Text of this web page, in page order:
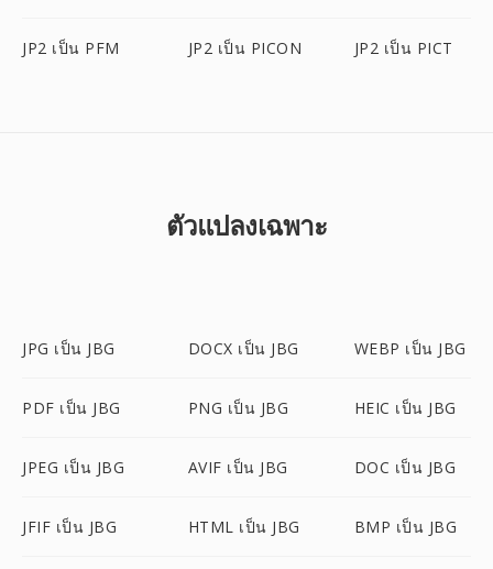
JP2 เป็น PFM JP2 เป็น PICON JP2 เป็น PICT
ตัวแปลงเฉพาะ
JPG เป็น JBG DOCX เป็น JBG WEBP เป็น JBG
PDF เป็น JBG PNG เป็น JBG HEIC เป็น JBG
JPEG เป็น JBG AVIF เป็น JBG DOC เป็น JBG
JFIF เป็น JBG HTML เป็น JBG BMP เป็น JBG